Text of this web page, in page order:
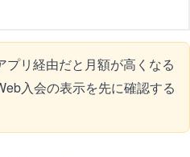
プリ経由だと月額が高くなる
入会の表示を先に確認する